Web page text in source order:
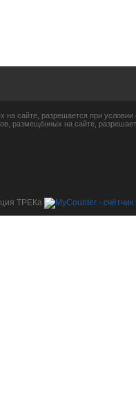
сайте, разрешается при
размещённых на сайте,
ТРЕКа